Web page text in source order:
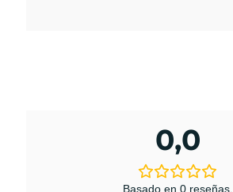
0,0
Basado en 0 reseñas.